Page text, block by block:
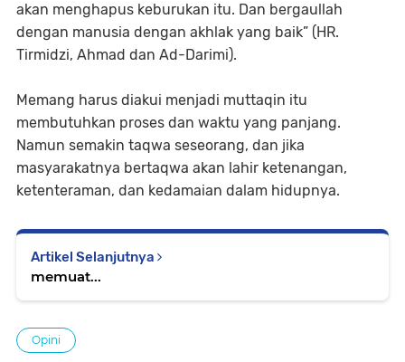
akan menghapus keburukan itu. Dan bergaullah
dengan manusia dengan akhlak yang baik” (HR.
Tirmidzi, Ahmad dan Ad-Darimi).
Memang harus diakui menjadi muttaqin itu
membutuhkan proses dan waktu yang panjang.
Namun semakin taqwa seseorang, dan jika
masyarakatnya bertaqwa akan lahir ketenangan,
ketenteraman, dan kedamaian dalam hidupnya.
Artikel Selanjutnya
memuat...
Opini